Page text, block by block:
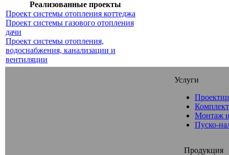
Реализованные проекты
Проект системы отопления коттеджа
Проект системы газового отопления
дачи
Проект системы отопления,
водоснабжения, канализации и
вентиляции
Услуги
Монтаж
Пуско-
Продукция